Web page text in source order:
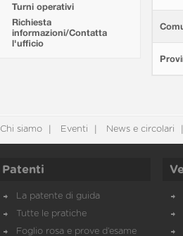
Turni operativi
Richiesta
informazioni/Contatta
l'ufficio
Chi siamo Eventi News e circolari
Patenti
La patente di guida
Tutte le pratiche
Foglio rosa e prove d’esame